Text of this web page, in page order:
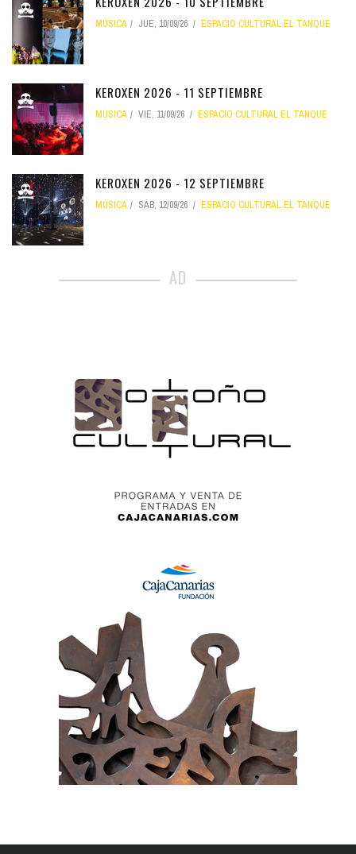
MÚSICA JUE, 10/09/26 ESPACIO CULTURAL EL TANQUE
KEROXEN 2026 - 11 SEPTIEMBRE
MÚSICA VIE, 11/09/26 ESPACIO CULTURAL EL TANQUE
KEROXEN 2026 - 12 SEPTIEMBRE
MÚSICA SÁB, 12/09/26 ESPACIO CULTURAL EL TANQUE
AD